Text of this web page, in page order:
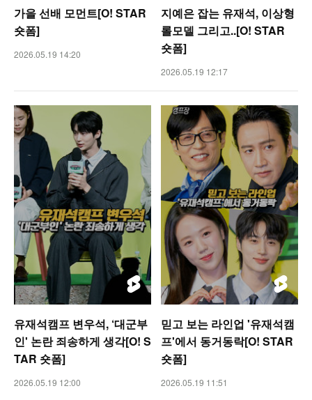
가을 선배 모먼트[O! STAR
숏폼]
2026.05.19 14:20
지예은 잡는 유재석, 이상형
롤모델 그리고..[O! STAR
숏폼]
2026.05.19 12:17
유재석캠프 변우석, ‘대군부
인' 논란 죄송하게 생각[O! S
TAR 숏폼]
2026.05.19 12:00
믿고 보는 라인업 '유재석캠
프'에서 동거동락[O! STAR
숏폼]
2026.05.19 11:51